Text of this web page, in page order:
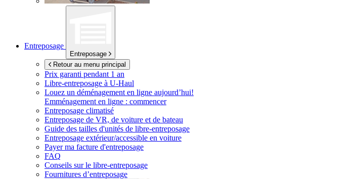
Entreposage
Entreposage
Retour au menu principal
Prix garanti pendant 1 an
Libre-entreposage à U-Haul
Louez un déménagement en ligne aujourd’hui!
Emménagement en ligne : commencer
Entreposage climatisé
Entreposage de VR, de voiture et de bateau
Guide des tailles d'unités de libre-entreposage
Entreposage extérieur/accessible en voiture
Payer ma facture d'entreposage
FAQ
Conseils sur le libre-entreposage
Fournitures d’entreposage